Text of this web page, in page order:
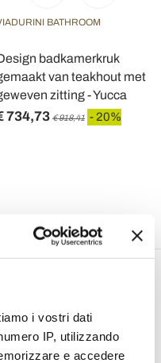
i vostri dati
IP, utilizzando
e accedere
BATHROOM
badkamerkruk
van teakhout met
zitting - Yucca
734,73 € 918,41 - 20%